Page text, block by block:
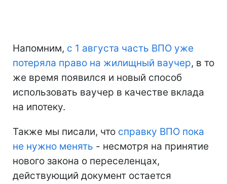
Напомним, с 1 августа часть ВПО уже
потеряла право на жилищный ваучер, в то
же время появился и новый способ
использовать ваучер в качестве вклада
на ипотеку.
Также мы писали, что справку ВПО пока
не нужно менять - несмотря на принятие
нового закона о переселенцах,
действующий документ остается